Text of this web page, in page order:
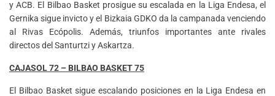
y ACB. El Bilbao Basket prosigue su escalada en la Liga Endesa, el
Gernika sigue invicto y el Bizkaia GDKO da la campanada venciendo
al Rivas Ecópolis. Además, triunfos importantes ante rivales
directos del Santurtzi y Askartza.
CAJASOL 72 – BILBAO BASKET 75
El Bilbao Basket sigue escalando posiciones en la Liga Endesa en